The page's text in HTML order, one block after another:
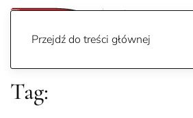
Przejdź do treści głównej
Tag: